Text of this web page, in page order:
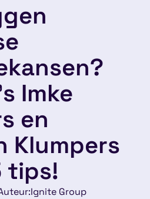
Imke
en
Klumpers
tips!
Ignite Group